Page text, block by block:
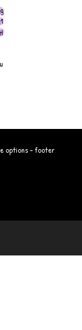
options - footer